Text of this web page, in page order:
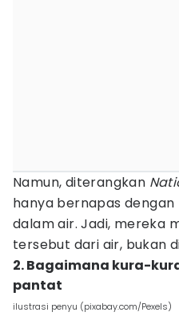
Namun, diterangkan
hanya bernapas
dalam air. Jadi, mereka
tersebut dari air, bukan
2. Bagaimana kura-
pantat
ilustrasi penyu (pixabay.com/Pexels)